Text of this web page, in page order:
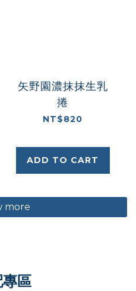
矢野園濃抹抹生乳
捲
NT$820
ADD TO CART
more
區